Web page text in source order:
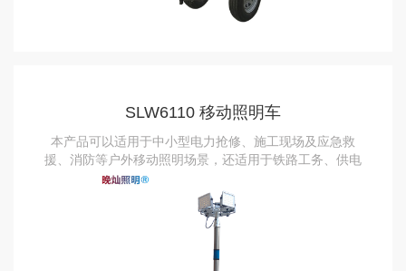
SLW6110 移动照明车
本产品可以适用于中小型电力抢修、施工现场及应急救
援、消防等户外移动照明场景，还适用于铁路工务、供电
抢修等应急照明场景。